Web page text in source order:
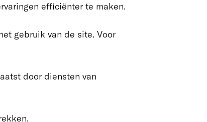
efficiënter te maken.
gebruik van de site. Voor
door diensten van